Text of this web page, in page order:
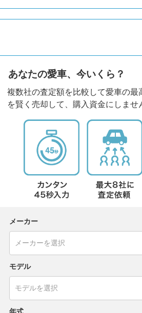
あなたの愛車、今いくら？
複数社の査定額を比較して愛車の最
を賢く売却して、購入資金にしませ
メーカー
モデル